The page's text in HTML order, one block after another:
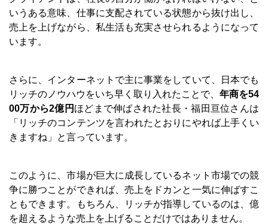
いうある意味、仕事に支配されている状態から抜け出し、
売上を上げながら、私生活も充実させられるようになって
います。
さらに、インターネットで主に事業をしていて、日本でも
リッチのノウハウをいち早く取り入れたことで、 年商を54
00万から2億円 ほどまで伸ばされた社長・福田亘位さんは
「リッチのコンテンツを言われたとおりにやれば上手くい
きますね」と言っています。
このように、市場が巨大に成長しているネット市場での競
争に勝つことができれば、売上をドカンと一気に伸ばすこ
ともできます。もちろん、リッチが指導しているのは、億
を超えるような売上を上げることだけではありません。